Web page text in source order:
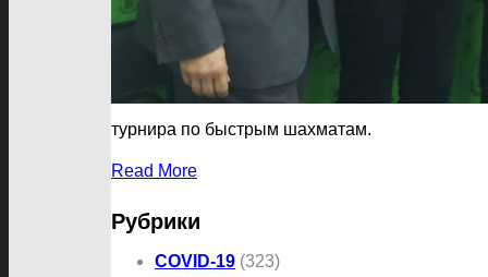
турнира по быстрым шахматам.
Read More
Рубрики
COVID-19 (323)